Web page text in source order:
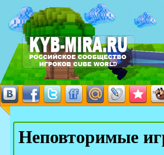
Неповторимые